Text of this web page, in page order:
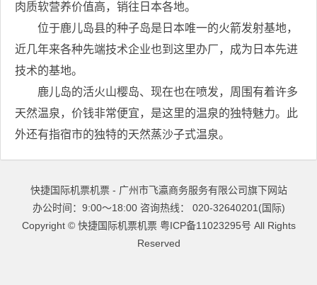
肉质软营养价值高，销往日本各地。
位于鹿儿岛县的种子岛是日本唯一的火箭发射基地，
近几年来各种先端技术企业也到这里办厂，成为日本先进
技术的基地。
鹿儿岛的活火山樱岛、现在也在喷发，周围有着许多
天然温泉，价钱非常便宜，是这里的温泉的独特魅力。此
外还有指宿市的独特的天然蒸沙子式温泉。
快捷国际机票机票 - 广州市飞瀛商务服务有限公司旗下网站
办公时间：9:00～18:00 咨询热线： 020-32640201(国际)
Copyright © 快捷国际机票机票 粤ICP备11023295号 All Rights
Reserved